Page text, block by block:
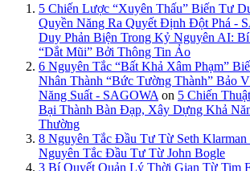
5 Chiến Lược “Xuyên Thấu” Biến Tư
Quyền Năng Ra Quyết Định Đột Phá -
Duy Phản Biện Trong Kỷ Nguyên AI:
“Dắt Mũi” Bởi Thông Tin Ảo
6 Nguyên Tắc “Bất Khả Xâm Phạm”
Nhân Thành “Bức Tường Thành” Bảo
Năng Suất - SAGOWA on 5 Chiến
Bại Thành Bàn Đạp, Xây Dựng Khả
Thường
8 Nguyên Tắc Đầu Tư Từ Seth
Nguyên Tắc Đầu Tư Từ John Bogle
3 Bí Quyết Quản Lý Thời Gian Từ Tim